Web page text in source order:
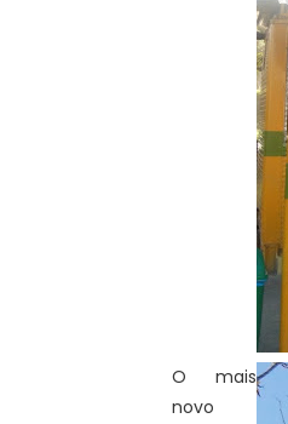
O mais
novo